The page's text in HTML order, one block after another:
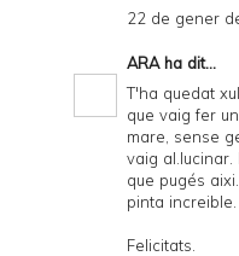
22 de gener
ARAha dit...
T'ha quedat
que vaig fer
mare, sense
vaig al.lucinar.
que pugés
pinta increible.
Felicitats.